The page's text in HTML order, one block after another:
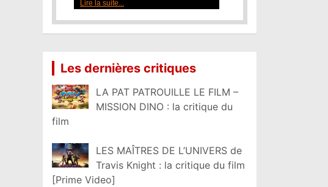
Lire la suite...
Les dernières critiques
LA PAT PATROUILLE LE FILM –
MISSION DINO : la critique du
film
LES MAÎTRES DE L’UNIVERS de
Travis Knight : la critique du film
[Prime Video]